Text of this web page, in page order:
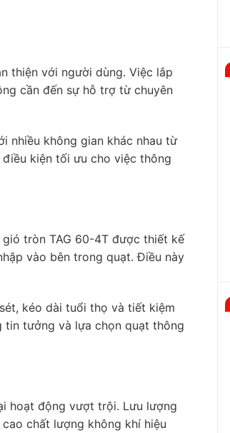
thiện với người dùng. Việc lắp
cần đến sự hỗ trợ từ chuyên
nhiều không gian khác nhau từ
kiện tối ưu cho việc thông
tròn TAG 60-4T được thiết kế
vào bên trong quạt. Điều này
kéo dài tuổi thọ và tiết kiệm
tin tưởng và lựa chọn quạt thông
hoạt động vượt trội. Lưu lượng
chất lượng không khí hiệu